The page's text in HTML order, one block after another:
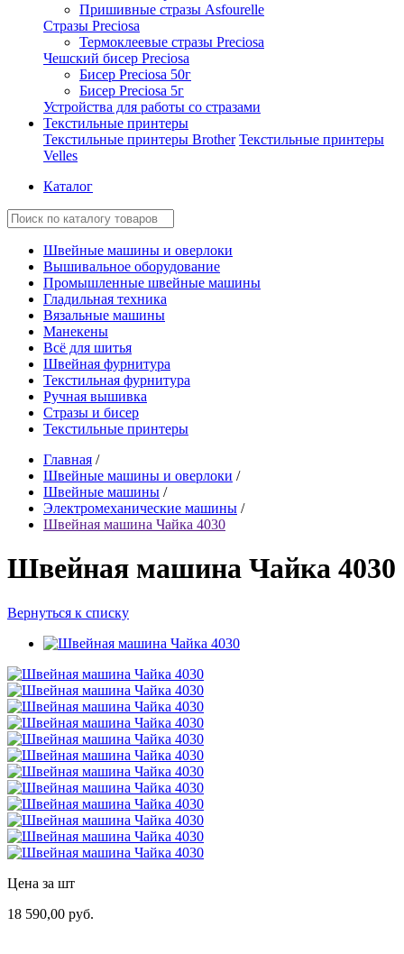
Пришивные стразы Asfourelle
Стразы Preciosa
Термоклеевые стразы Preciosa
Чешский бисер Preciosa
Бисер Preciosa 50г
Бисер Preciosa 5г
Устройства для работы со стразами
Текстильные принтеры
Текстильные принтеры Brother Текстильные принтеры
Velles
Каталог
Швейные машины и оверлоки
Вышивальное оборудование
Промышленные швейные машины
Гладильная техника
Вязальные машины
Манекены
Всё для шитья
Швейная фурнитура
Текстильная фурнитура
Ручная вышивка
Стразы и бисер
Текстильные принтеры
Главная /
Швейные машины и оверлоки /
Швейные машины /
Электромеханические машины /
Швейная машина Чайка 4030
Швейная машина Чайка 4030
Вернуться к списку
Цена за шт
18 590,00 руб.